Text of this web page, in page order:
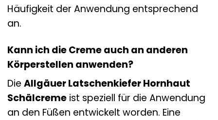
Häufigkeit der Anwendung entsprechend
an.
Kann ich die Creme auch an anderen
Körperstellen anwenden?
Die Allgäuer Latschenkiefer Hornhaut
Schälcreme ist speziell für die Anwendung
an den Füßen entwickelt worden. Eine